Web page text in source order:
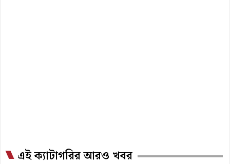
এই ক্যাটাগরির আরও খবর